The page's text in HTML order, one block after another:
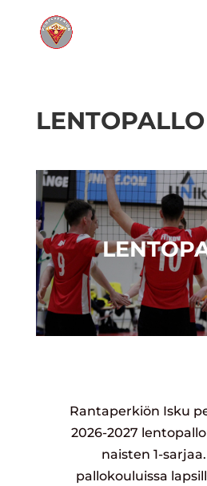
LENTOPALLO
Rantaperkiön Isku
2026-2027
naisten 1-
pallokouluissa